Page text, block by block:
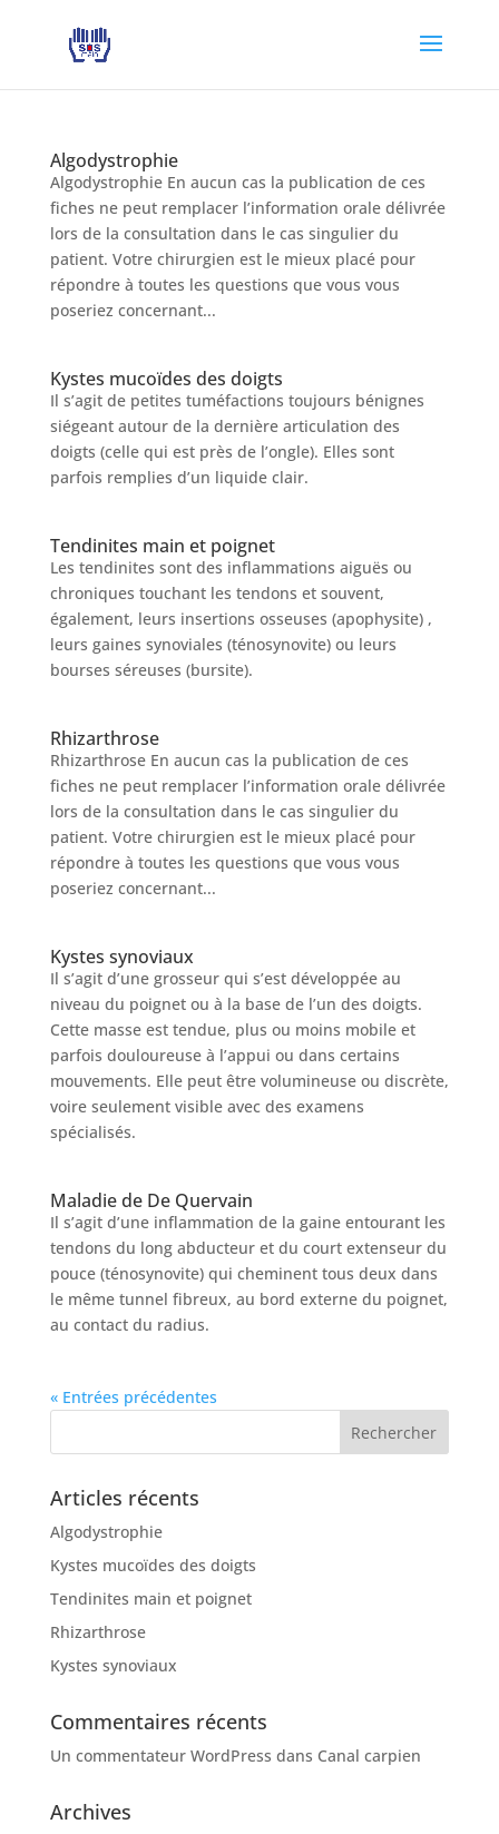
Algodystrophie
Algodystrophie En aucun cas la publication de ces
fiches ne peut remplacer l’information orale délivrée
lors de la consultation dans le cas singulier du
patient. Votre chirurgien est le mieux placé pour
répondre à toutes les questions que vous vous
poseriez concernant...
Kystes mucoïdes des doigts
Il s’agit de petites tuméfactions toujours bénignes
siégeant autour de la dernière articulation des
doigts (celle qui est près de l’ongle). Elles sont
parfois remplies d’un liquide clair.
Tendinites main et poignet
Les tendinites sont des inflammations aiguës ou
chroniques touchant les tendons et souvent,
également, leurs insertions osseuses (apophysite) ,
leurs gaines synoviales (ténosynovite) ou leurs
bourses séreuses (bursite).
Rhizarthrose
Rhizarthrose En aucun cas la publication de ces
fiches ne peut remplacer l’information orale délivrée
lors de la consultation dans le cas singulier du
patient. Votre chirurgien est le mieux placé pour
répondre à toutes les questions que vous vous
poseriez concernant...
Kystes synoviaux
Il s’agit d’une grosseur qui s’est développée au
niveau du poignet ou à la base de l’un des doigts.
Cette masse est tendue, plus ou moins mobile et
parfois douloureuse à l’appui ou dans certains
mouvements. Elle peut être volumineuse ou discrète,
voire seulement visible avec des examens
spécialisés.
Maladie de De Quervain
Il s’agit d’une inflammation de la gaine entourant les
tendons du long abducteur et du court extenseur du
pouce (ténosynovite) qui cheminent tous deux dans
le même tunnel fibreux, au bord externe du poignet,
au contact du radius.
« Entrées précédentes
Articles récents
Algodystrophie
Kystes mucoïdes des doigts
Tendinites main et poignet
Rhizarthrose
Kystes synoviaux
Commentaires récents
Un commentateur WordPress dans Canal carpien
Archives